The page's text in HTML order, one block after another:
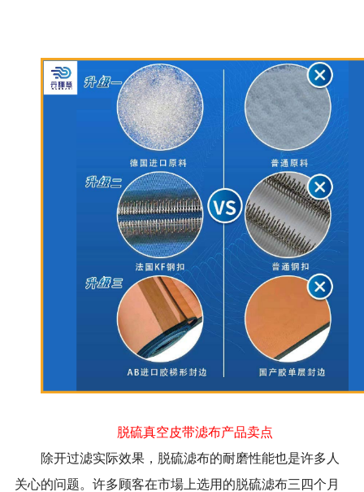
脱硫真空皮带滤布产品卖点
除开过滤实际效果，脱硫滤布的耐磨性能也是许多人
关心的问题。许多顾客在市場上选用的脱硫滤布三四个月